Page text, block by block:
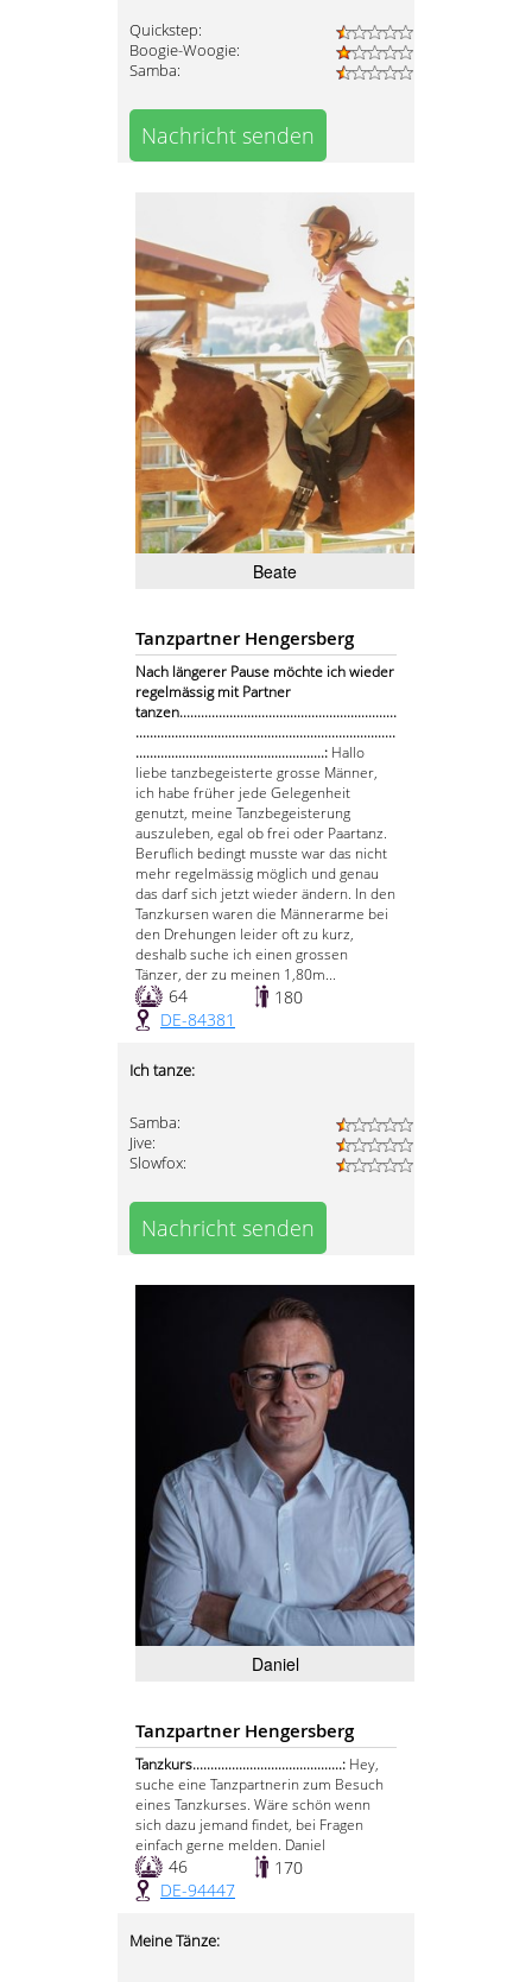
Quickstep:
Boogie-Woogie:
Samba:
Nachricht senden
Beate
Tanzpartner Hengersberg
Nach längerer Pause möchte ich wieder
regelmässig mit Partner
tanzen.............................................................
.........................................................................
.....................................................: Hallo
liebe tanzbegeisterte grosse Männer,
ich habe früher jede Gelegenheit
genutzt, meine Tanzbegeisterung
auszuleben, egal ob frei oder Paartanz.
Beruflich bedingt musste war das nicht
mehr regelmässig möglich und genau
das darf sich jetzt wieder ändern. In den
Tanzkursen waren die Männerarme bei
den Drehungen leider oft zu kurz,
deshalb suche ich einen grossen
Tänzer, der zu meinen 1,80m...
64
180
DE-84381
Ich tanze:
Samba:
Jive:
Slowfox:
Nachricht senden
Daniel
Tanzpartner Hengersberg
Tanzkurs..........................................: Hey,
suche eine Tanzpartnerin zum Besuch
eines Tanzkurses. Wäre schön wenn
sich dazu jemand findet, bei Fragen
einfach gerne melden. Daniel
46
170
DE-94447
Meine Tänze: